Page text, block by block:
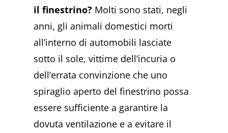
il finestrino? Molti sono stati, negli
anni, gli animali domestici morti
all’interno di automobili lasciate
sotto il sole, vittime dell’incuria o
dell’errata convinzione che uno
spiraglio aperto del finestrino possa
essere sufficiente a garantire la
dovuta ventilazione e a evitare il